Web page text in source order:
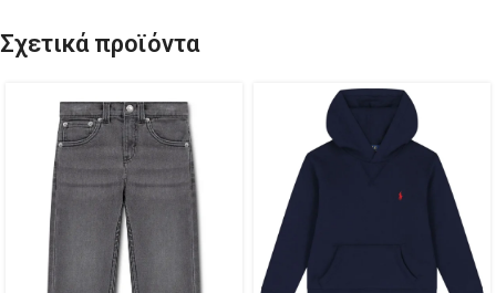
Σχετικά προϊόντα